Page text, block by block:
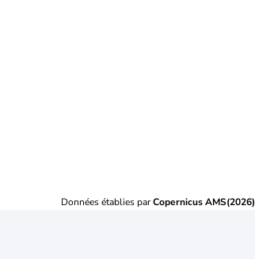
Données établies parCopernicus AMS(2026)